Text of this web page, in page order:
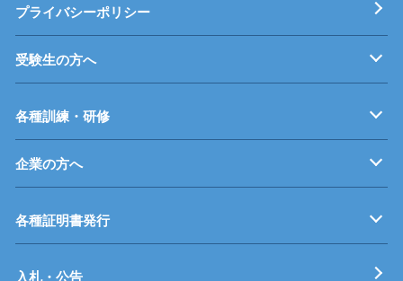
プライバシーポリシー
受験生の方へ
募集要項
オープンキャンパス
受験料等
高校連携案内
各種訓練・研修
企業従業員の方へ
再就職を考えている方へ
障がいのある方へ
企業の方へ
事業主推薦について
インターンシップについて
学生の求人について
各種証明書発行
工科短期大学校
技術専門校
ガス溶接技能講習
各種特別教育
入札・公告